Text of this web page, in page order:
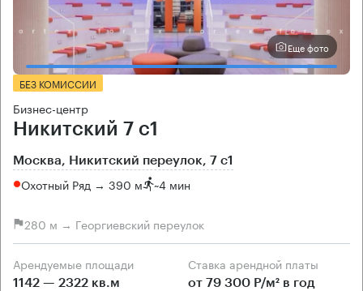
Еще фото
БЕЗ КОМИССИИ
Бизнес-центр
Никитский 7 с1
Москва, Никитский переулок, 7 с1
Охотный Ряд → 390 м ~4 мин
280 м → Георгиевский переулок
Арендуемые площади
1142 — 2322 кв.м
Ставка арендной платы
от 79 300 Р/м² в год